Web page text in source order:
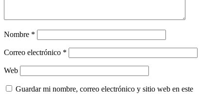
Nombre *
Correo electrónico *
Web
Guardar mi nombre, correo electrónico y sitio web en este